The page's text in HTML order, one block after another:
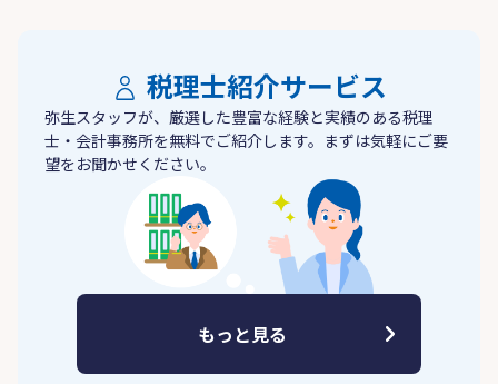
税理士紹介サービス
弥生スタッフが、厳選した豊富な経験と実績のある税理
士・会計事務所を無料でご紹介します。まずは気軽にご要
望をお聞かせください。
もっと見る